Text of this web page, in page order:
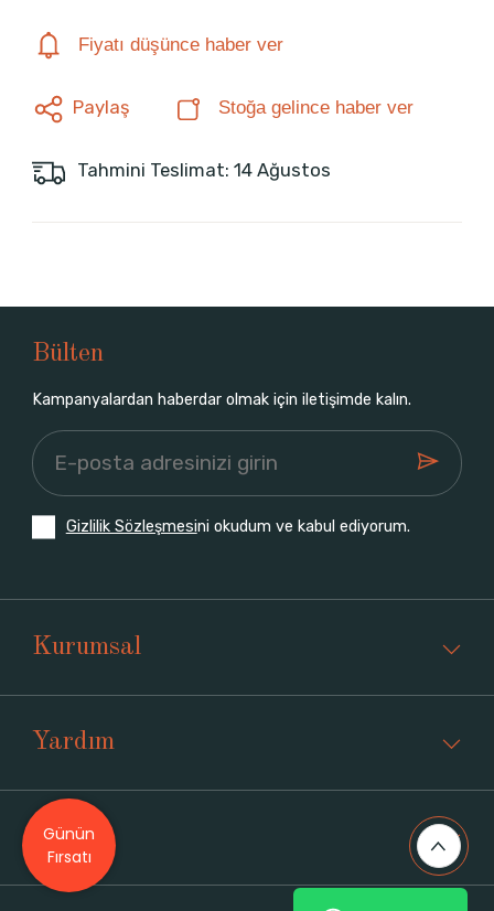
Fiyatı düşünce haber ver
Paylaş Stoğa gelince haber ver
Tahmini Teslimat: 14 Ağustos
Bülten
Kampanyalardan haberdar olmak için iletişimde kalın.
Gizlilik Sözleşmesini okudum ve kabul ediyorum.
Kurumsal
Yardım
Üyelik
Günün
Fırsatı